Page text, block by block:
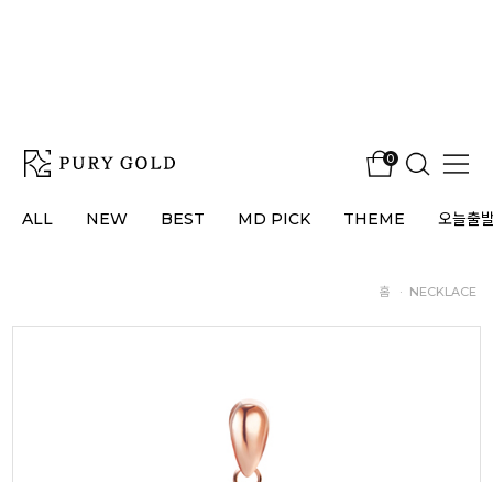
0
ALL NEW BEST MD PICK THEME 오늘출
홈 · NECKLACE